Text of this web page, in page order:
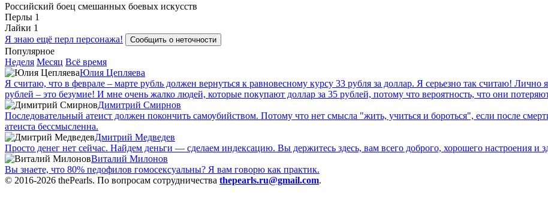
Российский боец смешанных боевых искусств
Перлы 1
Лайки 1
Я знаю ещё перл персонажа!
Сообщить о неточности
Популярное
Неделя Месяц Всё время
Юлия Цепляева
Я считаю, что в феврале – марте рубль должен вернуться к равновесному курсу 33 рубля за доллар. Я серьезно так считаю!
рублей – это безумие! И мне очень жалко людей, которые покупают доллар за 35 рублей, потому что вероятность, что они
Димитрий Смирнов
Последовательный атеист должен покончить самоубийством. Потому что нет смысла "жить, учиться и бороться", если после
атеиста бессмысленна.
Дмитрий Медведев
Просто денег нет сейчас. Найдем деньги — сделаем индексацию. Вы держитесь здесь, вам всего доброго, хорошего настроения и
Виталий Милонов
Вы знаете, что 80% педофилов гомосексуальны? Я вам говорю как практик.
© 2016-2026 thePearls. По вопросам сотрудничества thepearls.ru@gmail.com.